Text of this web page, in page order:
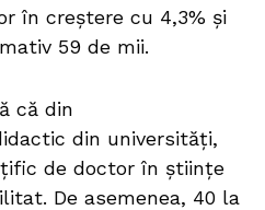
în creștere cu 4,3% și
59 de mii.
că din
din universități,
de doctor în științe
De asemenea, 40 la